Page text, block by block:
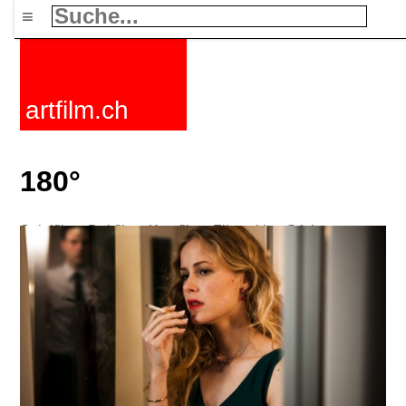
≡
artfilm.ch
180°
Spielfilme Dokfilme Kurzfilme Filmzyklen Stichworte
Nachrichten
FAQ Kontakt Maillist
AGB Kaufen AktivierenAbo
216.73.216.222